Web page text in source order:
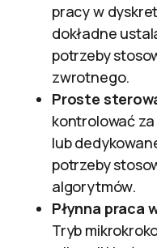
pracy w
dokładne
potrzeby
zwrotnego.
Proste
kontrolować
lub
potrzeby
algorytmów.
Płynna praca
Tryb